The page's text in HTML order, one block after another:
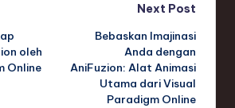
oleh
Online
Next Post
Bebaskan Imajinasi
Anda dengan
AniFuzion: Alat Animasi
Utama dari Visual
Paradigm Online